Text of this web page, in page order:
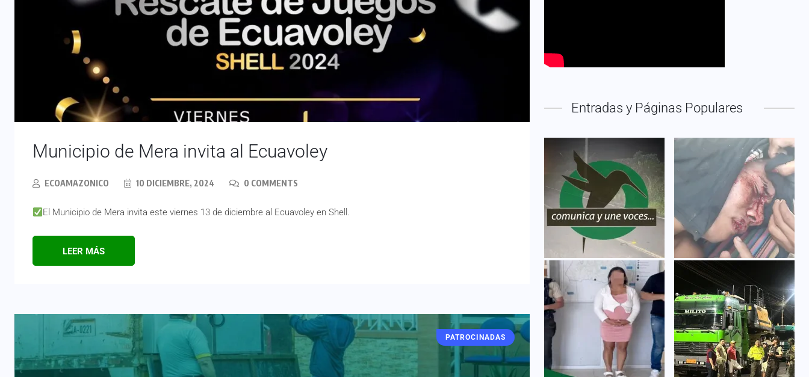
Municipio de Mera invita al Ecuavoley
ECOAMAZONICO 10 DICIEMBRE, 2024 0 COMMENTS
El Municipio de Mera invita este viernes 13 de diciembre al Ecuavoley en Shell.
LEER MÁS
PATROCINADAS
Entradas y Páginas Populares